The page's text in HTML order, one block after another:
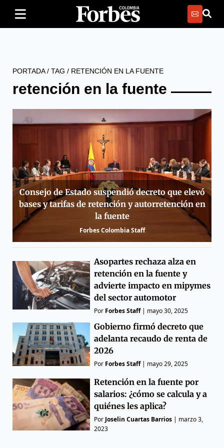
PORTADA/ TAG / RETENCIÓN EN LA FUENTE
retención en la fuente
Consejo de Estado suspendió decreto que elevó
bases y tarifas de retención y autorretención en
la fuente
Forbes Colombia Staff
Asopartes rechaza alza en
retención en la fuente y
advierte impacto en mipymes
del sector automotor
Por Forbes Staff| mayo 30, 2025
Gobierno firmó decreto que
adelanta recaudo de renta de
2026
Por Forbes Staff| mayo 29, 2025
Retención en la fuente por
salarios: ¿cómo se calcula y a
quiénes les aplica?
Por Joselin Cuartas Barrios | marzo 3,
2023